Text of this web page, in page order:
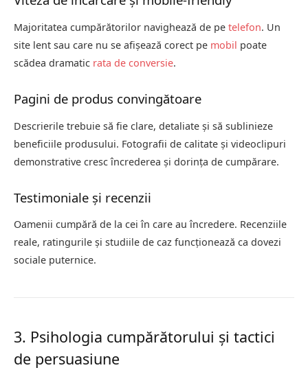
Majoritatea cumpărătorilor navighează de pe telefon. Un
site lent sau care nu se afișează corect pe mobil poate
scădea dramatic rata de conversie.
Pagini de produs convingătoare
Descrierile trebuie să fie clare, detaliate și să sublinieze
beneficiile produsului. Fotografii de calitate și videoclipuri
demonstrative cresc încrederea și dorința de cumpărare.
Testimoniale și recenzii
Oamenii cumpără de la cei în care au încredere. Recenziile
reale, ratingurile și studiile de caz funcționează ca dovezi
sociale puternice.
3. Psihologia cumpărătorului și tactici
de persuasiune